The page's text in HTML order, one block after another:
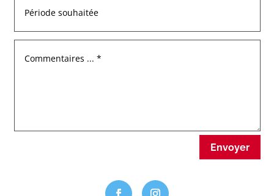
Envoyer